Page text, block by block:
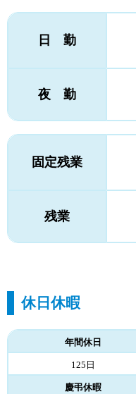
日 勤
夜 勤
固定残業
残業
休日休暇
年間休日
125日
慶弔休暇